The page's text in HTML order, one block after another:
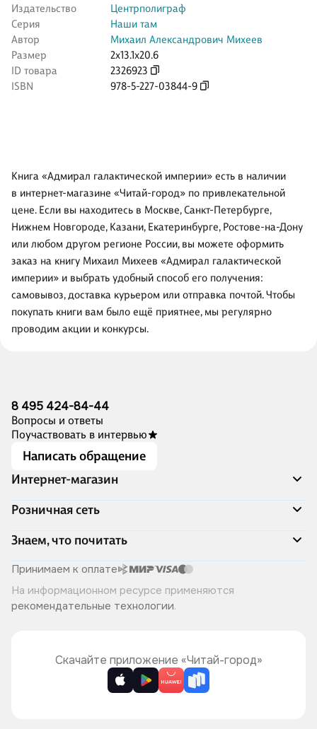
Издательство
Центрполиграф
Серия
Наши там
Автор
Михаил Александрович Михеев
Размер
2x13.1x20.6
ID товара
2326923
ISBN
978-5-227-03844-9
Книга «Адмирал галактической империи» есть в наличии
в интернет-магазине «Читай-город» по привлекательной
цене. Если вы находитесь в Москве, Санкт-Петербурге,
Нижнем Новгороде, Казани, Екатеринбурге, Ростове-на-Дону
или любом другом регионе России, вы можете оформить
заказ на книгу Михаил Михеев «Адмирал галактической
империи» и выбрать удобный способ его получения:
самовывоз, доставка курьером или отправка почтой. Чтобы
покупать книги вам было ещё приятнее, мы регулярно
проводим акции и конкурсы.
8 495 424-84-44
Вопросы и ответы
Поучаствовать в интервью
Написать обращение
Интернет-магазин
Акции
Доставка и оплата
Программа лояльности
Подарочные сертификаты
Правила продажи
Политика конфиденциальности
Розничная сеть
Адреса магазинов
Книжный Дозор
О компании
Читай-город для бизнеса
Хотите у нас работать?
Знаем, что почитать
Скоро в продаже
Лучшие из лучших
Читай-журнал
Принимаем к оплате
На информационном ресурсе применяются
рекомендательные технологии.
Скачайте приложение «Читай-город»